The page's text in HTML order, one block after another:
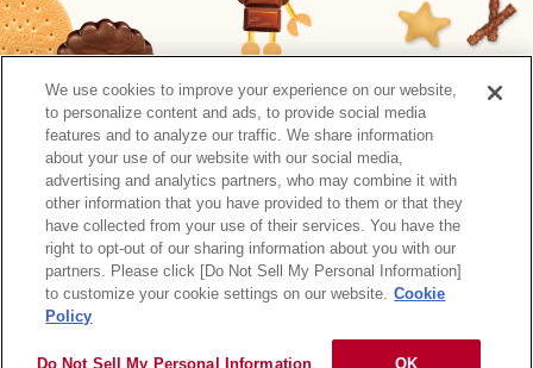
森永製菓公式アカウント一覧
サイトマップ RSSの配信について
プライバシーポリシー
ウェブアクセシビリティ
ご利用規約 リンク
We use cookies to improve your experience on our website,
to personalize content and ads, to provide social media
features and to analyze our traffic. We share information
about your use of our website with our social media,
advertising and analytics partners, who may combine it with
other information that you have provided to them or that they
have collected from your use of their services. You have the
right to opt-out of our sharing information about you with our
partners. Please click [Do Not Sell My Personal Information]
to customize your cookie settings on our website. Cookie
Policy
Do Not Sell My Personal Information OK